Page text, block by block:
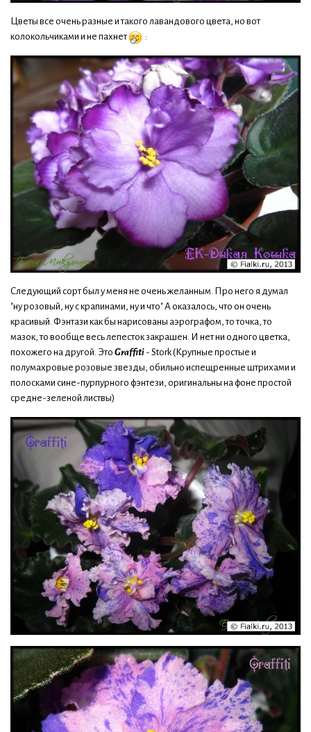
Цветы все очень разные и такого лавандового цвета, но вот
колокольчиками и не пахнет
:
Следующий сорт был у меня не очень желанным. Про него я думал
"ну розовый, ну с крапинами, ну и что" А оказалось, что он очень
красивый. Фэнтази как бы нарисованы аэрографом, то точка, то
мазок, то вообще весь лепесток закрашен. И нет ни одного цветка,
похожего на другой. Это Graffiti - Stork (Крупные простые и
полумахровые розовые звезды, обильно испещренные штрихами и
полосками сине-пурпурного фэнтези, оригинальны на фоне простой
средне-зеленой листвы)